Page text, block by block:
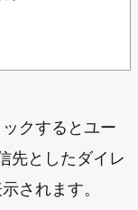
クするとユー
先としたダイレ
されます。